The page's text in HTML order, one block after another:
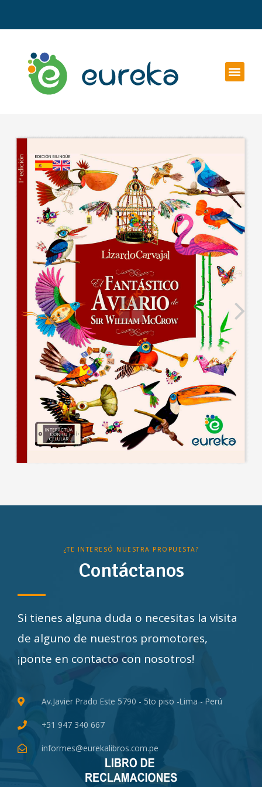
¿TE INTERESÓ NUESTRA PROPUESTA?
Contáctanos
Si tienes alguna duda o necesitas la visita
de alguno de nuestros promotores,
¡ponte en contacto con nosotros!
Av.Javier Prado Este 5790 - 5to piso -Lima - Perú
+51 947 340 667
informes@eurekalibros.com.pe